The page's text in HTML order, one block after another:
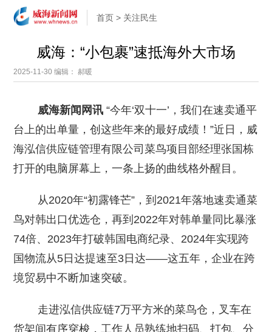
首页 > 关注民生
威海：“小包裹”速抵海外大市场
2025-11-30编辑： 郝暖
威海新闻网讯 “今年‘双十一’，我们在速卖通平
台上的出单量，创这些年来的最好成绩！”近日，威
海泓信供应链管理有限公司菜鸟项目部经理张国栋
打开的电脑屏幕上，一条上扬的曲线格外醒目。
从2020年“初露锋芒”，到2021年落地速卖通菜
鸟对韩出口优选仓，再到2022年对韩单量同比暴涨
74倍、2023年打破韩国电商纪录、2024年实现跨
国物流从5日达提速至3日达——这五年，企业在跨
境贸易中不断加速突破。
走进泓信供应链7万平方米的菜鸟仓，叉车在
货架间有序穿梭，工作人员熟练地扫码、打包、分